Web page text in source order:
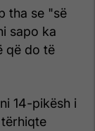
tha se "së
sapo ka
që do të
14-pikësh i